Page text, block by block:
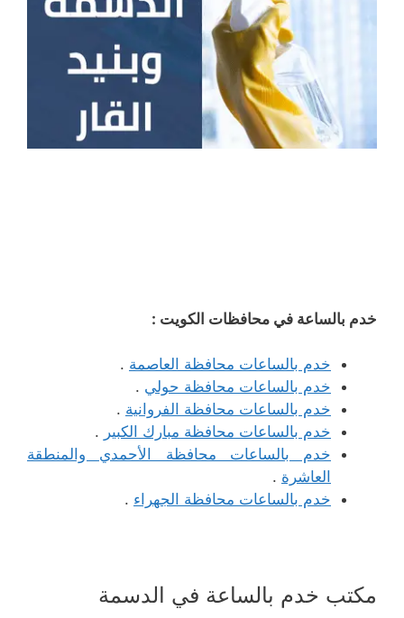
خدم بالساعة في محافظات الكويت :
خدم بالساعات محافظة العاصمة .
خدم بالساعات محافظة حولي .
خدم بالساعات محافظة الفروانية .
خدم بالساعات محافظة مبارك الكبير .
خدم بالساعات محافظة الأحمدي والمنطقة
العاشرة .
خدم بالساعات محافظة الجهراء .
مكتب خدم بالساعة في الدسمة